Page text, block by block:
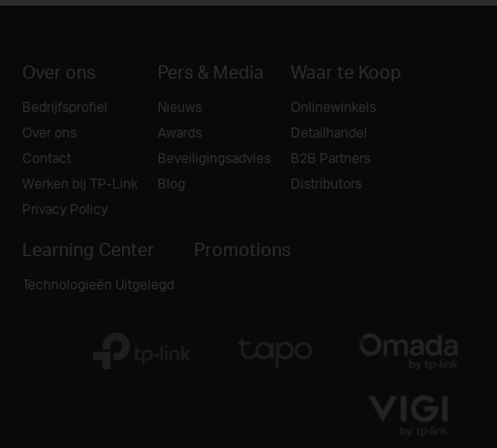
Over ons
Bedrijfsprofiel
Over ons
Contact
Werken bij TP-Link
Privacy Policy
Pers & Media
Nieuws
Awards
Beveiligingsadvies
Blog
Waar te Koop
Onlinewinkels
Detailhandel
B2B Partners
Distributors
Learning Center
Technologieën Uitgelegd
Promotions